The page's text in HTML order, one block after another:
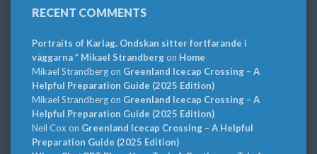
RECENT COMMENTS
Portraits of Karlag. Ondskan sitter fortfarande i
väggarna * Mikael Strandbergon Home
Mikael Strandbergon Greenland Icecap Crossing – A
Helpful Preparation Guide (2025 Edition)
Mikael Strandbergon Greenland Icecap Crossing – A
Helpful Preparation Guide (2025 Edition)
Neil Cox on Greenland Icecap Crossing – A Helpful
Preparation Guide (2025 Edition)